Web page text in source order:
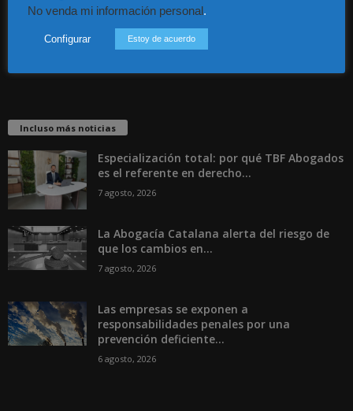
Incluso más noticias
Especialización total: por qué TBF Abogados
es el referente en derecho...
7 agosto, 2026
La Abogacía Catalana alerta del riesgo de
que los cambios en...
7 agosto, 2026
Las empresas se exponen a
responsabilidades penales por una
prevención deficiente...
6 agosto, 2026
No venda mi información personal.
Configurar Estoy de acuerdo